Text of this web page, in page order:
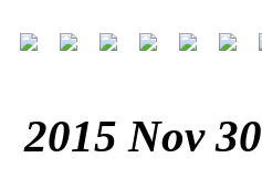
2015 Nov 30